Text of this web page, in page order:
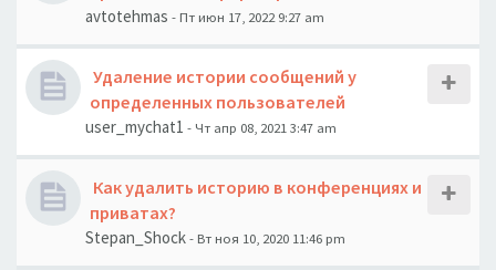
avtotehmas - Пт июн 17, 2022 9:27 am
Удаление истории сообщений у
определенных пользователей
user_mychat1 - Чт апр 08, 2021 3:47 am
Как удалить историю в конференциях и
приватах?
Stepan_Shock- Вт ноя 10, 2020 11:46 pm